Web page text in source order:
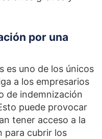
por una
es uno de los únicos
a los empresarios
de indemnización
puede provocar
tener acceso a la
para cubrir los